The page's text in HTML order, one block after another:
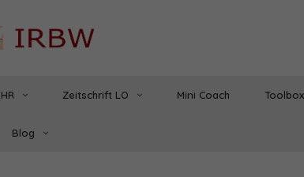
Zeitschrift LO Mini Coach
Blog